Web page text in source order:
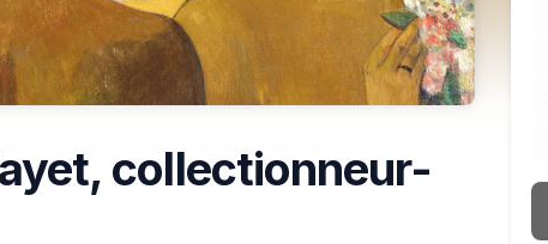
collectionneur-